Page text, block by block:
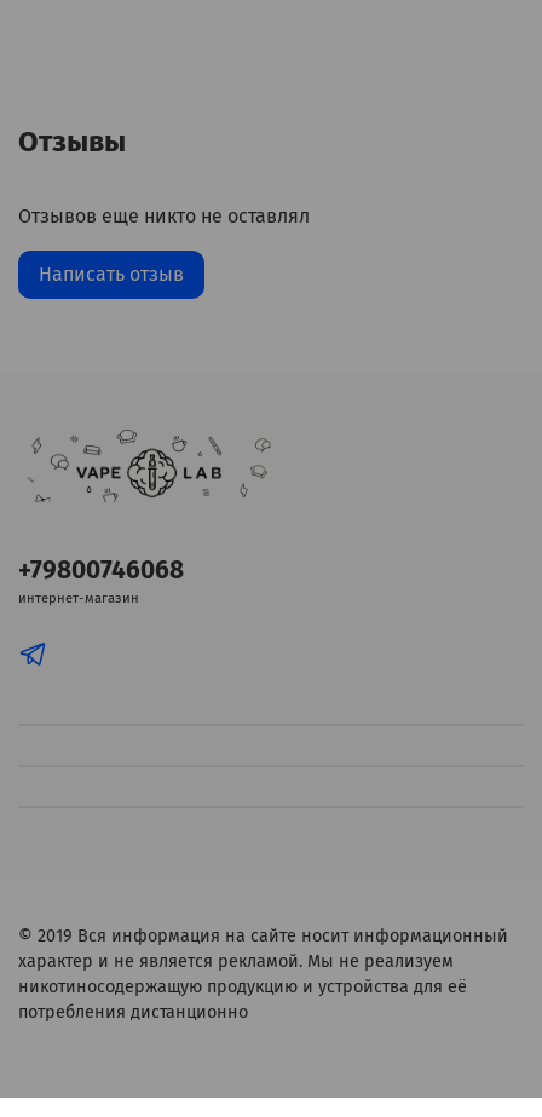
Отзывы
Отзывов еще никто не оставлял
Написать отзыв
+79800746068
интернет-магазин
© 2019 Вся информация на сайте носит информационный
характер и не является рекламой. Мы не реализуем
никотиносодержащую продукцию и устройства для её
потребления дистанционно